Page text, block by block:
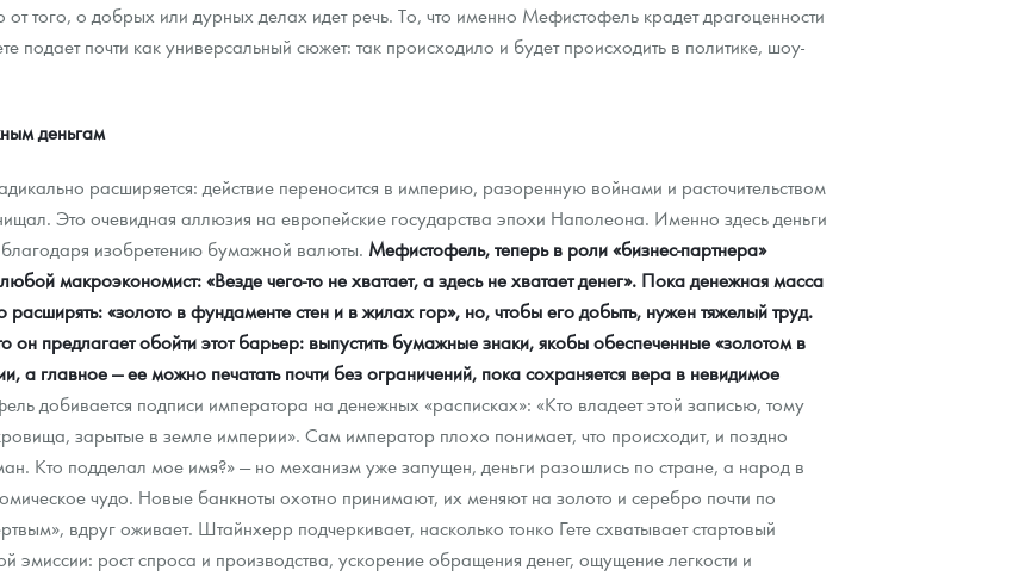
того, о добрых или дурных делах идет речь. То, что именно Мефистофель крадет драгоценности
подает почти как универсальный сюжет: так происходило и будет происходить в политике, шоу-
деньгам
расширяется: действие переносится в империю, разоренную войнами и расточительством
Это очевидная аллюзия на европейские государства эпохи Наполеона. Именно здесь деньги
изобретению бумажной валюты. Мефистофель, теперь в роли «бизнес-партнера»
макроэкономист: «Везде чего-то не хватает, а здесь не хватает денег». Пока денежная масса
«золото в фундаменте стен и в жилах гор», но, чтобы его добыть, нужен тяжелый труд.
он предлагает обойти этот барьер: выпустить бумажные знаки, якобы обеспеченные «золотом в
а главное — ее можно печатать почти без ограничений, пока сохраняется вера в невидимое
добивается подписи императора на денежных «расписках»: «Кто владеет этой записью, тому
зарытые в земле империи». Сам император плохо понимает, что происходит, и поздно
Кто подделал мое имя?» — но механизм уже запущен, деньги разошлись по стране, а народ в
чудо. Новые банкноты охотно принимают, их меняют на золото и серебро почти по
вдруг оживает. Штайнхерр подчеркивает, насколько тонко Гете схватывает стартовый
рост спроса и производства, ускорение обращения денег, ощущение легкости и